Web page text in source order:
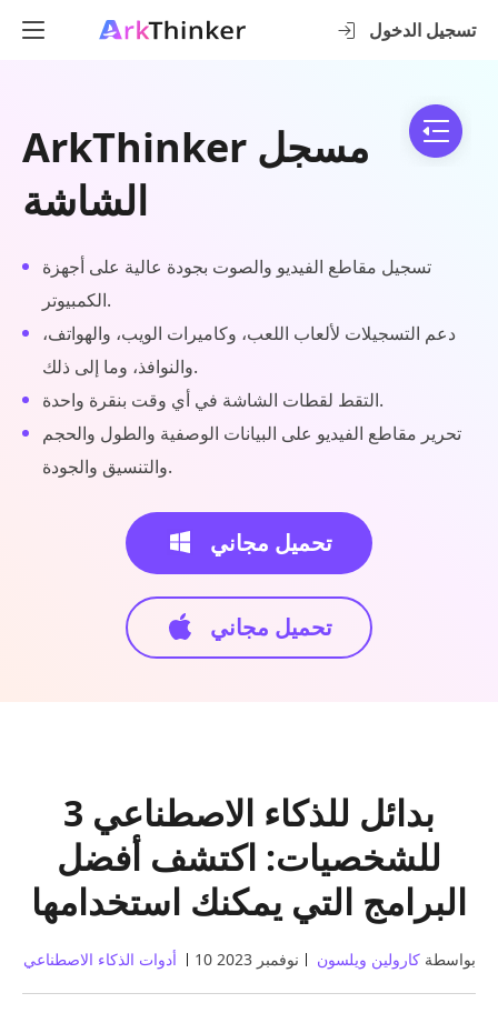
تسجيل الدخول
ArkThinker مسجل
الشاشة
تسجيل مقاطع الفيديو والصوت بجودة عالية على أجهزة
الكمبيوتر.
دعم التسجيلات لألعاب اللعب، وكاميرات الويب، والهواتف،
والنوافذ، وما إلى ذلك.
التقط لقطات الشاشة في أي وقت بنقرة واحدة.
تحرير مقاطع الفيديو على البيانات الوصفية والطول والحجم
والتنسيق والجودة.
تحميل مجاني
تحميل مجاني
3 بدائل للذكاء الاصطناعي
للشخصيات: اكتشف أفضل
البرامج التي يمكنك استخدامها
بواسطةكارولين ويلسون 10 نوفمبر 2023 أدوات الذكاء الاصطناعي